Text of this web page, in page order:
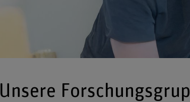
Unsere